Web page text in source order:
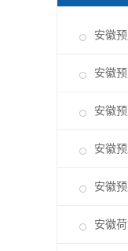
安徽
安徽
安徽
安徽
安徽
安徽